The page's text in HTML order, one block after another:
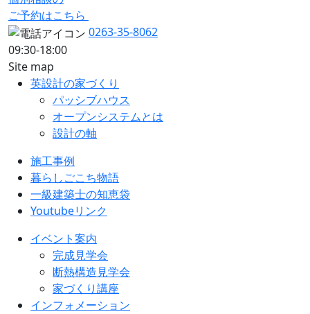
ご予約はこちら
0263-35-8062
09:30-18:00
Site map
英設計の家づくり
パッシブハウス
オープンシステムとは
設計の軸
施工事例
暮らしごこち物語
一級建築士の知恵袋
Youtubeリンク
イベント案内
完成見学会
断熱構造見学会
家づくり講座
インフォメーション